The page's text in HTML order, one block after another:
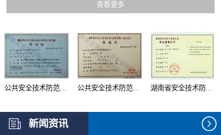
查看更多
公共安全技术防范产品... 公共安全技术防范系统... 湖南省安全技术防范行...
新闻资讯